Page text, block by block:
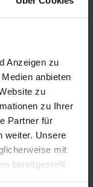
Anzeigen zu
anbieten
zu
zu Ihrer
Partner für
weiter. Unsere
mit
bereitgestellt